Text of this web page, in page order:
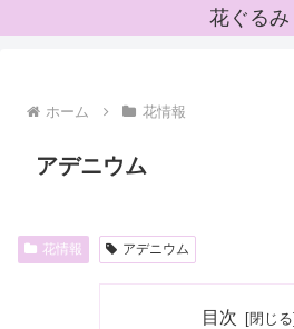
花ぐるみ
ホーム 花情報
アデニウム
花情報 アデニウム
目次